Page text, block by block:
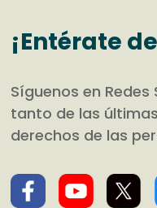
¡Entérate
Síguenos en
tanto de las
derechos de las